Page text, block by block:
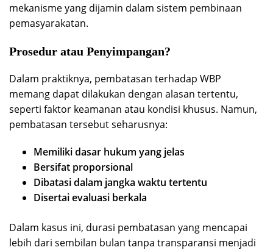
mekanisme yang dijamin dalam sistem pembinaan
pemasyarakatan.
Prosedur atau Penyimpangan?
Dalam praktiknya, pembatasan terhadap WBP
memang dapat dilakukan dengan alasan tertentu,
seperti faktor keamanan atau kondisi khusus. Namun,
pembatasan tersebut seharusnya:
Memiliki dasar hukum yang jelas
Bersifat proporsional
Dibatasi dalam jangka waktu tertentu
Disertai evaluasi berkala
Dalam kasus ini, durasi pembatasan yang mencapai
lebih dari sembilan bulan tanpa transparansi menjadi